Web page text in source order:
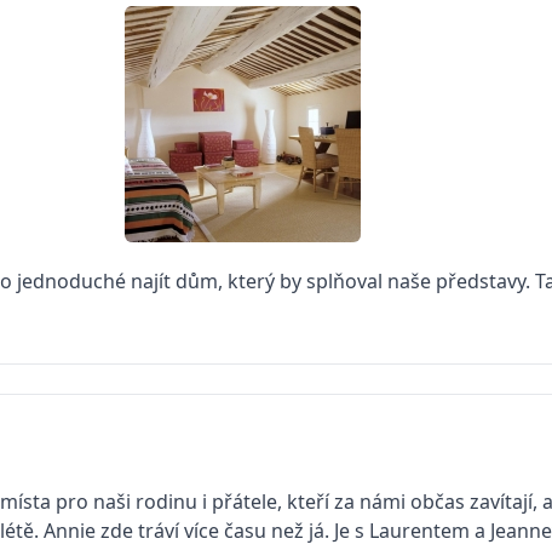
jednoduché najít dům, který by splňoval naše představy.
pro naši rodinu i přátele, kteří za námi občas zavítají,
Annie zde tráví více času než já. Je s Laurentem a